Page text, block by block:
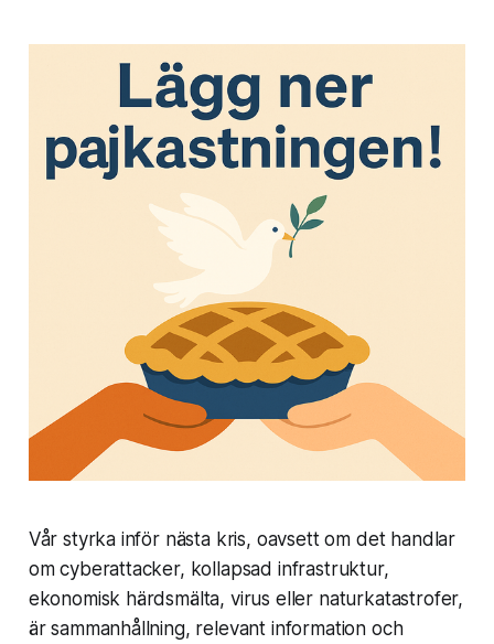
Vår styrka inför nästa kris, oavsett om det handlar
om cyberattacker, kollapsad infrastruktur,
ekonomisk härdsmälta, virus eller naturkatastrofer,
är sammanhållning, relevant information och